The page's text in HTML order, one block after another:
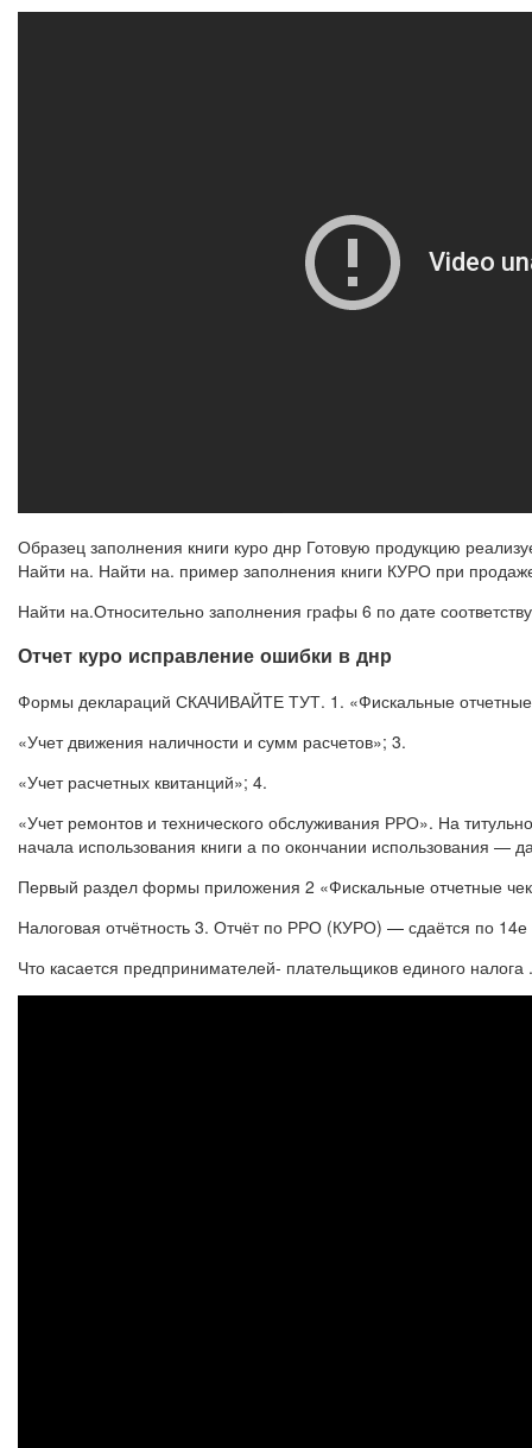
Образец заполнения книги куро днр Готовую продукцию
Найти на. Найти на. пример заполнения книги КУРО при
Найти на.Относительно заполнения графы 6 по дате
Отчет куро исправление ошибки в днр
Формы деклараций СКАЧИВАЙТЕ ТУТ. 1. «Фискальные отчетные
«Учет движения наличности и сумм расчетов»; 3.
«Учет расчетных квитанций»; 4.
«Учет ремонтов и технического обслуживания РРО». На
начала использования книги а по окончании использования —
Первый раздел формы приложения 2 «Фискальные отчетные
Налоговая отчётность 3. Отчёт по РРО (КУРО) — сдаётся по
Что касается предпринимателей- плательщиков единого налога .